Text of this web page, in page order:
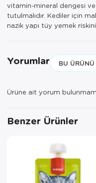
vitamin-mineral dengesi
tutulmalıdır. Kediler için
nazik yapı tüy yemek riskini
Yorumlar BU
Ürüne ait yorum
Benzer Ürünler